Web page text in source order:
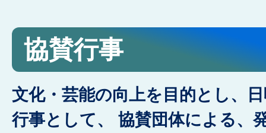
協賛行事
文化・芸能の向上を目的とし、
行事として、 協賛団体による、